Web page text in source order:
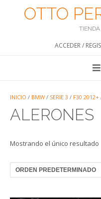
OTTO
TIENDA
ACCEDER /
INICIO / BMW / SERIE 3 / F30 2012+
ALERONES
Mostrando el único resultado